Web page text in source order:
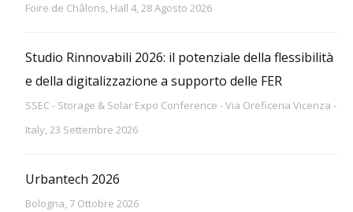
Foire de Châlons, Hall 4, 28 Agosto 2026
Studio Rinnovabili 2026: il potenziale della flessibilità
e della digitalizzazione a supporto delle FER
SSEC - Storage & Solar Expo Conference - Via Oreficeria Vicenza -
Italy, 23 Settembre 2026
Urbantech 2026
Bologna, 7 Ottobre 2026